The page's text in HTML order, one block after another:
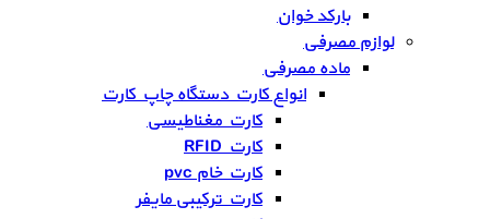
بارکد خوان
لوازم مصرفی
ماده مصرفی
انواع کارت دستگاه چاپ کارت
کارت مغناطیسی
کارت RFID
کارت خام pvc
کارت ترکیبی مایفر